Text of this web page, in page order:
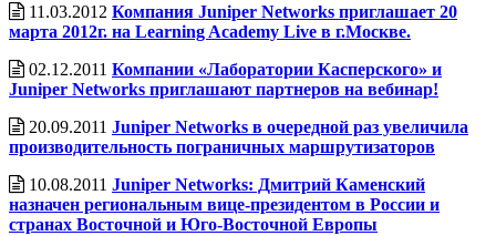
11.03.2012 Компания Juniper Networks приглашает 20
марта 2012г. на Learning Academy Live в г.Москве.
02.12.2011 Компании «Лаборатории Касперского» и
Juniper Networks приглашают партнеров на вебинар!
20.09.2011 Juniper Networks в очередной раз увеличила
производительность пограничных маршрутизаторов
10.08.2011 Juniper Networks: Дмитрий Каменский
назначен региональным вице-президентом в России и
странах Восточной и Юго-Восточной Европы